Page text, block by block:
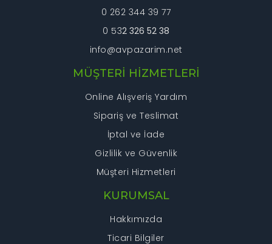
Gönder
0 262 344 39 77
0 532 326 52 38
info@avpazarim.net
MÜŞTERİ HİZMETLERİ
Online Alışveriş Yardım
Sipariş ve Teslimat
İptal ve İade
Gizlilik ve Güvenlik
Müşteri Hizmetleri
KURUMSAL
Hakkımızda
Ticari Bilgiler